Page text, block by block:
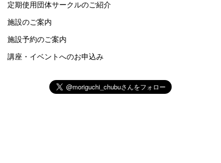
定期使用団体サークルのご紹介
施設のご案内
施設予約のご案内
講座・イベントへのお申込み